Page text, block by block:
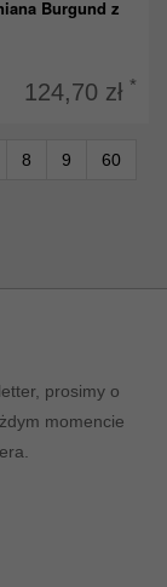
Burgund z
124,70 zł *
8 9 60
prosimy o
momencie